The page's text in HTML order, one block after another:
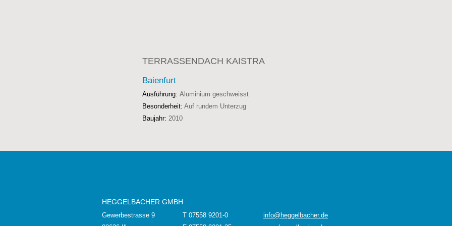
TERRASSENDACH KAISTRA
Baienfurt
Ausführung: Aluminium geschweisst
Besonderheit: Auf rundem Unterzug
Baujahr: 2010
HEGGELBACHER GMBH
Gewerbestrasse 9
T 07558 9201-0
info@heggelbacher.de